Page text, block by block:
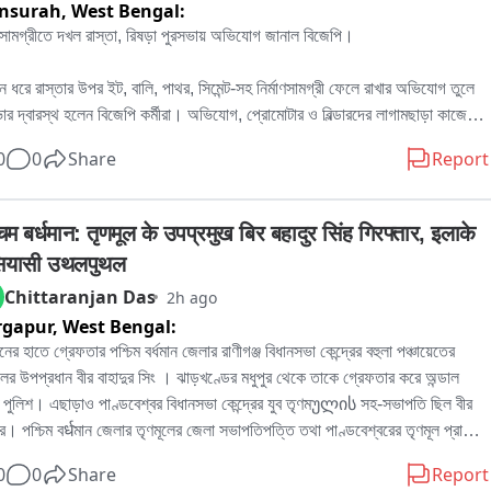
West Bengal:
দখল রাস্তা, রিষড়া পুরসভায় অভিযোগ জানাল বিজেপি।
ধরে রাস্তার উপর ইট, বালি, পাথর, সিমেন্ট-সহ নির্মাণসামগ্রী ফেলে রাখার অভিযোগ তুলে
দ্বারস্থ হলেন বিজেপি কর্মীরা। অভিযোগ, প্রোমোটার ও বিল্ডারদের লাগামছাড়া কাজের
লিখিত অভিযোগ জমা দেওয়ার পাশাপাশি প্রশাসনের হস্তক্ষেপের দাবি জানিয়েছেন
বিজেপি কর্মী রোহিত দে জানান, এলাকাবাসীর অভিযোগের ভিত্তিতেই তাঁরা পুরসভায়
জমা দিয়েছেন। তাঁর দাবি, নির্মাণসামগ্রী মাসের পর মাস রাস্তার উপর পড়ে থাকায়
কার্যত সরু হয়ে গিয়েছে। বর্ষাকালে বালি ও অন্যান্য সামগ্রী নিকাশি ব্যবস্থা আটকে
ফলে জল জমার সমস্যাও বাড়ছে। রাতের অন্ধকারে ভারী ডাম্পার ও লরিতে মালপত্র
ফলে রাস্তারও ক্ষতি হচ্ছে বলে অভিযোগ করেন তিনি। প্রশাসনের তরফে প্রয়োজনীয়
নেওয়ার দাবি জানিয়ে তিনি বলেন, আইনি পথেই এই সমস্যার সমাধান চান তাঁরা。
আর এক বিজেপি কর্মী অভিজিৎ বিশ্বাসের অভিযোগ, দীর্ঘদিন ধরে এই পরিস্থিতি
কোনও কার্যকর পদক্ষেপ নেওয়া হয়নি। তাঁর দাবি, নির্মাণস্থলে বড় বড় কাঠের বোর্ড ও
ছড়িয়ে থাকায় শিশু-সহ পথচলতি মানুষের আহত হওয়ার আশঙ্কা রয়েছে। নিত্যদিন
চলেছে। বর্তমান প্রশাসনের কাছে দ্রুত ব্যবস্থা নিয়ে রাস্তা দখলমুক্ত ও নিরাপদ করার
0 Share Report
बर्धमान: तृणमूल के उपप्रमुख बिर बहादुर सिंह गिरफ्तार, इलाके
उथलपुथल
Chittaranjan Das 2h ago
West Bengal:
হাতে গ্রেফতার পশ্চিম বর্ধমান জেলার রাণীগঞ্জ বিধানসভা কেন্দ্রের বহুলা পঞ্চায়েতের
উপপ্রধান বীর বাহাদুর সিং । ঝাড়খণ্ডের মধুপুর থেকে তাকে গ্রেফতার করে অন্ডাল
পুলিশ। এছাড়াও পাণ্ডবেশ্বর বিধানসভা কেন্দ্রের যুব তৃণমულის সহ-সভাপতি ছিল বীর
পশ্চিম বर्धমান জেলার তৃণমূলের জেলা সভাপতিপত্তি তথা পাণ্ডবেশ্বরের তৃণমূল প্রার্থী
অভিযোগে গ্রেফতার এই বীর বাহাদুর。
0 Share Report